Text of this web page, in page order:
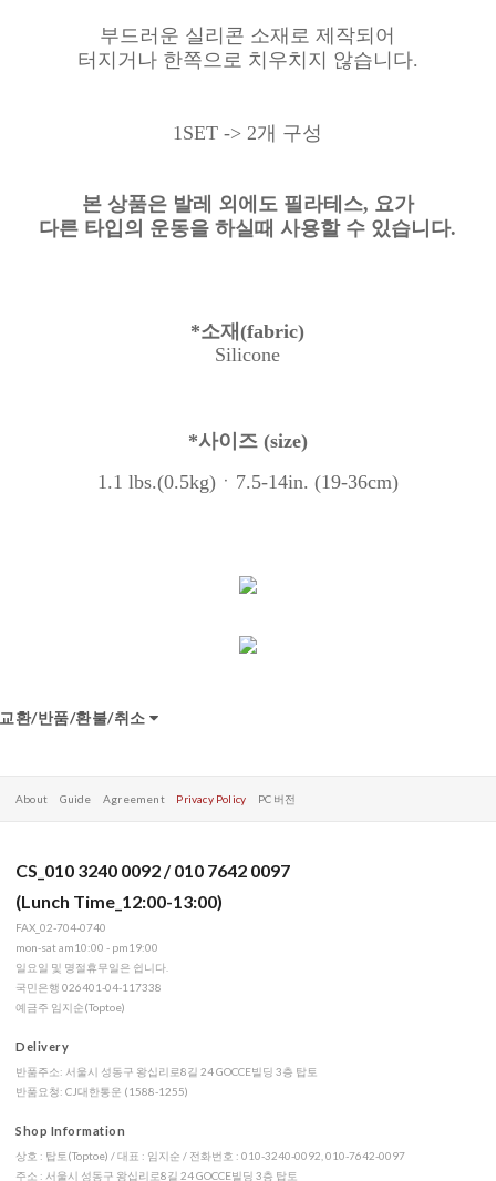
부드러운 실리콘 소재로 제작되어
터지거나 한쪽으로 치우치지 않습니다.
1SET -> 2개 구성
본 상품은 발레 외에도 필라테스, 요가
다른 타입의 운동을 하실때 사용할 수 있습니다.
*소재 (fabric)
Silicone
*사이즈 (size)
1.1 lbs.(0.5kg)ㆍ7.5-14in. (19-36cm)
교환/반품/환불/취소
About Guide Agreement Privacy Policy PC 버전
CS_010 3240 0092 / 010 7642 0097
(Lunch Time_12:00-13:00)
FAX_02-704-0740
mon-sat am10:00 - pm19:00
일요일 및 명절휴무일은 쉽니다.
국민은행 026401-04-117338
예금주 임지순(Toptoe)
Delivery
반품주소: 서울시 성동구 왕십리로8길 24 GOCCE빌딩 3층 탑토
반품요청: CJ대한통운 (1588-1255)
Shop Information
상호 : 탑토(Toptoe) / 대표 : 임지순 / 전화번호 : 010-3240-0092, 010-7642-0097
주소 : 서울시 성동구 왕십리로8길 24 GOCCE빌딩 3층 탑토